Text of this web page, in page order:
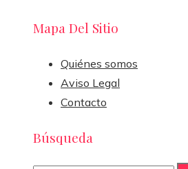
Mapa Del Sitio
Quiénes somos
Aviso Legal
Contacto
Búsqueda